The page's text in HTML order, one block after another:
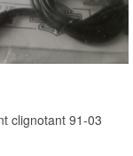
clignotant 91-03